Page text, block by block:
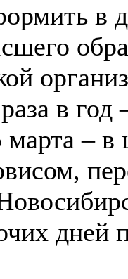
в
в
– в
дней